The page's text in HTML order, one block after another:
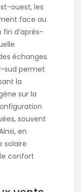
ouest, les
face au
d’après-
échanges.
sud permet
la
sur la
souvent
en
solaire
confort